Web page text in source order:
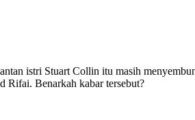
istri Stuart Collin itu masih
Rifai. Benarkah kabar tersebut?